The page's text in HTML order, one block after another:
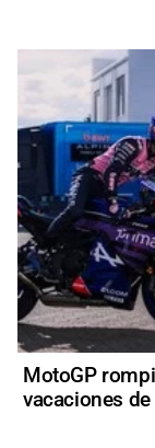
MotoGP
vacaciones